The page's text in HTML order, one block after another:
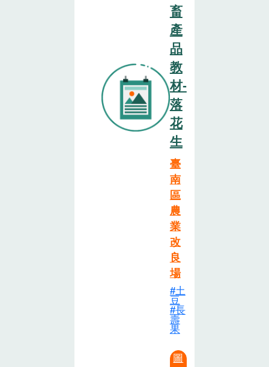
畜
產
品
教
材-
落
花
生
臺
南
區
農
業
改
良
場
土
豆
長
壽
果
圖